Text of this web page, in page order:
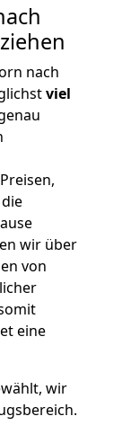
nach
viel
wir über
von
eine
wir